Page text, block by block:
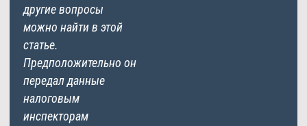
другие вопросы
можно найти в этой
статье.
Предположительно он
передал данные
налоговым
инспекторам